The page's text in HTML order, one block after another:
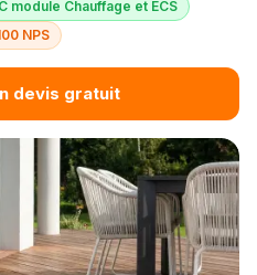
module Chauffage et ECS
NPS
devis gratuit